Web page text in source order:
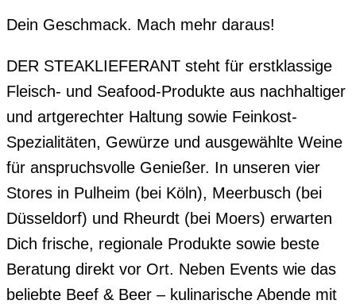
Dein Geschmack. Mach mehr daraus!
DER STEAKLIEFERANT steht für erstklassige
Fleisch- und Seafood-Produkte aus nachhaltiger
und artgerechter Haltung sowie Feinkost-
Spezialitäten, Gewürze und ausgewählte Weine
für anspruchsvolle Genießer. In unseren vier
Stores in Pulheim (bei Köln), Meerbusch (bei
Düsseldorf) und Rheurdt (bei Moers) erwarten
Dich frische, regionale Produkte sowie beste
Beratung direkt vor Ort. Neben Events wie das
beliebte Beef & Beer – kulinarische Abende mit